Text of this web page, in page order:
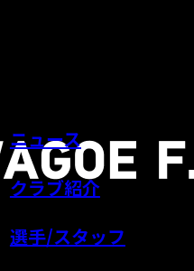
ニュース
クラブ紹介
選手/スタッフ